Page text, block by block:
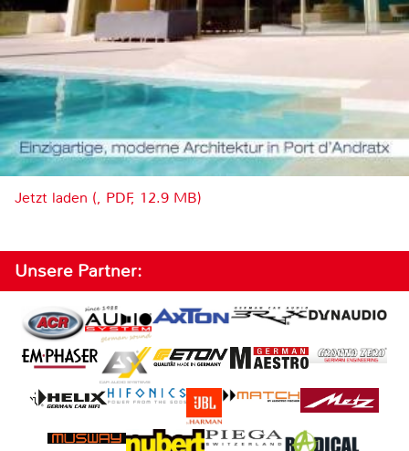
Jetzt laden (, PDF, 12.9 MB)
Unsere Partner: